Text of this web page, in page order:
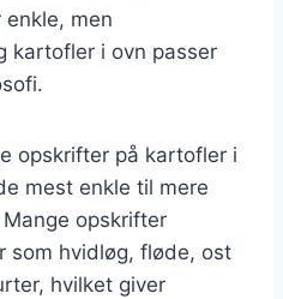
men
kartofler i ovn passer
opskrifter på kartofler i
mest enkle til mere
opskrifter
som hvidløg, fløde, ost
hvilket giver